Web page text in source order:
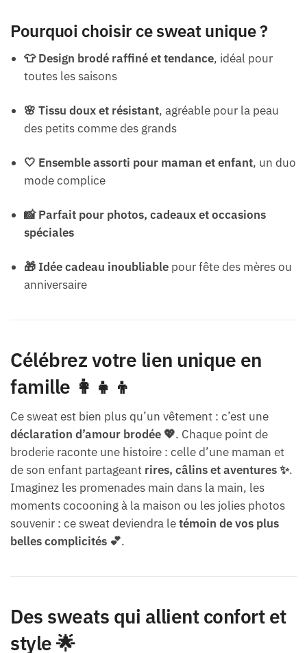
Pourquoi choisir ce sweat unique ?
👕 Design brodé raffiné et tendance, idéal pour
toutes les saisons
🌸 Tissu doux et résistant, agréable pour la peau
des petits comme des grands
🤍 Ensemble assorti pour maman et enfant, un duo
mode complice
📸 Parfait pour photos, cadeaux et occasions
spéciales
🎁 Idée cadeau inoubliable pour fête des mères ou
anniversaire
Célébrez votre lien unique en
famille 👩‍👧‍👦
Ce sweat est bien plus qu’un vêtement : c’est une
déclaration d’amour brodée 💖. Chaque point de
broderie raconte une histoire : celle d’une maman et
de son enfant partageant rires, câlins et aventures ✨.
Imaginez les promenades main dans la main, les
moments cocooning à la maison ou les jolies photos
souvenir : ce sweat deviendra letémoin de vos plus
belles complicités 💕.
Des sweats qui allient confort et
style 🌟